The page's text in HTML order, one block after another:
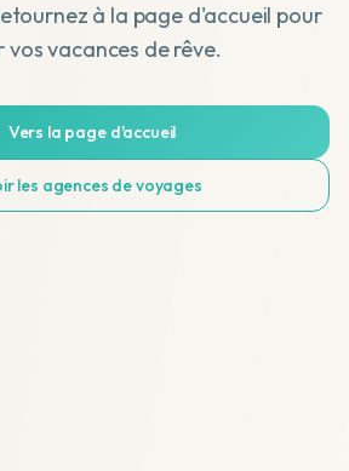
à la page d'accueil pour
vos vacances de rêve.
Vers la page d'accueil
les agences de voyages